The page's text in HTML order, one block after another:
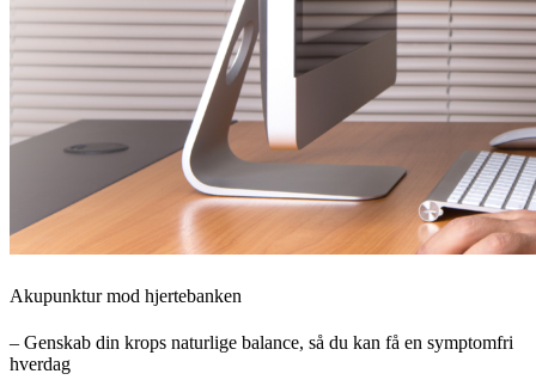
Akupunktur mod hjertebanken
– Genskab din krops naturlige balance, så du kan få en symptomfri
hverdag